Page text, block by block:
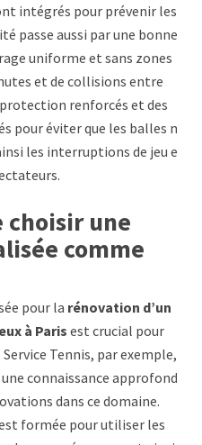
intégrés pour prévenir les
passe aussi par une bonne
uniforme et sans zones
et de collisions entre
renforcés et des
éviter que les balles ne
les interruptions de jeu et
choisir une
comme
pour la rénovation d’un
à Paris est crucial pour
Tennis, par exemple,
connaissance approfondie
dans ce domaine.
formée pour utiliser les